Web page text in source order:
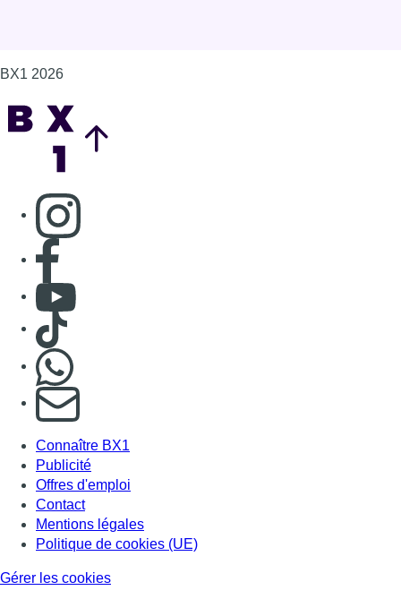
BX1 2026
Consulter page Instagram
Consulter page Facebook
Consulter Youtube
Consulter TikTok
S'abonner à notre newsletter
Connaître BX1
Publicité
Offres d'emploi
Contact
Mentions légales
Politique de cookies (UE)
Gérer les cookies